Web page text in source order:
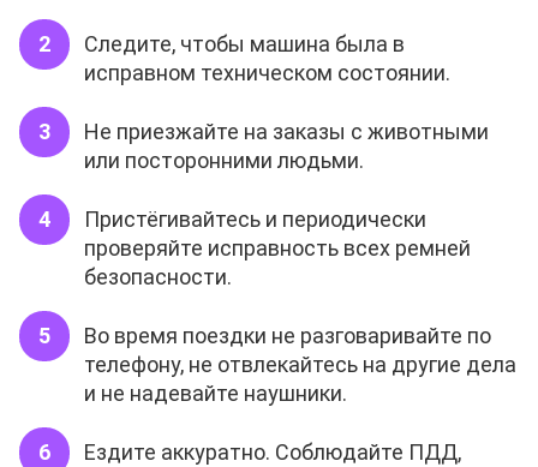
Следите, чтобы машина была в
исправном техническом состоянии.
Не приезжайте на заказы с животными
или посторонними людьми.
Пристёгивайтесь и периодически
проверяйте исправность всех ремней
безопасности.
Во время поездки не разговаривайте по
телефону, не отвлекайтесь на другие дела
и не надевайте наушники.
Ездите аккуратно. Соблюдайте ПДД,